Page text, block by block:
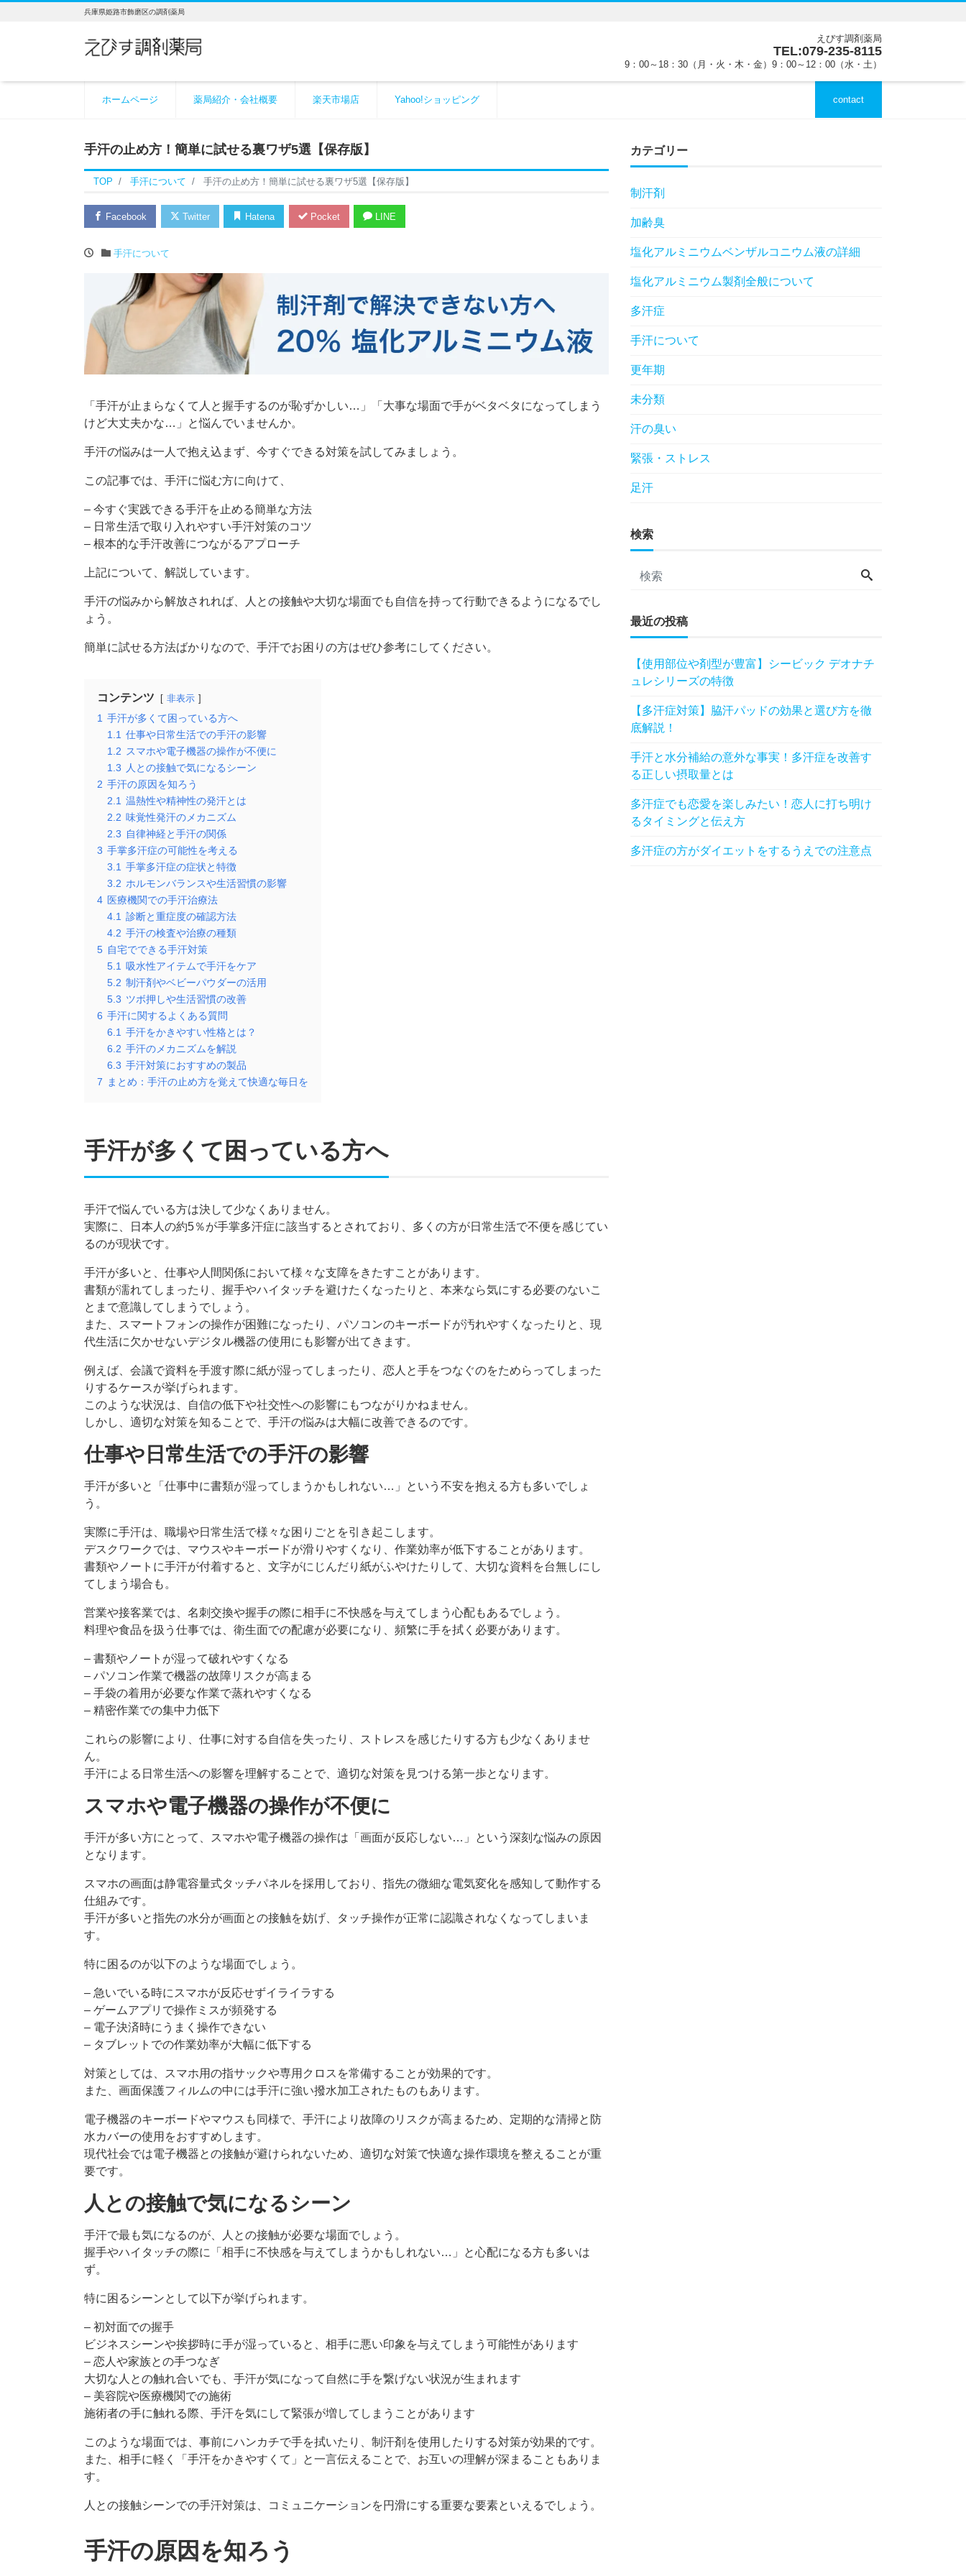
兵庫県姫路市飾磨区の調剤薬局
えびす調剤薬局
TEL:079-235-8115
9：00～18：30（月・火・木・金）9：00～12：00（水・土）
ホームページ 薬局紹介・会社概要 楽天市場店 Yahoo!ショッピング contact
手汗の止め方！簡単に試せる裏ワザ5選【保存版】
TOP 手汗について 手汗の止め方！簡単に試せる裏ワザ5選【保存版】
Facebook Twitter Hatena Pocket LINE
手汗について
「手汗が止まらなくて人と握手するのが恥ずかしい…」「大事な場面で手がベタベタになってしまう
けど大丈夫かな…」と悩んでいませんか。
手汗の悩みは一人で抱え込まず、今すぐできる対策を試してみましょう。
この記事では、手汗に悩む方に向けて、
– 今すぐ実践できる手汗を止める簡単な方法
– 日常生活で取り入れやすい手汗対策のコツ
– 根本的な手汗改善につながるアプローチ
上記について、解説しています。
手汗の悩みから解放されれば、人との接触や大切な場面でも自信を持って行動できるようになるでし
ょう。
簡単に試せる方法ばかりなので、手汗でお困りの方はぜひ参考にしてください。
コンテンツ 非表示
1 手汗が多くて困っている方へ
1.1 仕事や日常生活での手汗の影響
1.2 スマホや電子機器の操作が不便に
1.3 人との接触で気になるシーン
2 手汗の原因を知ろう
2.1 温熱性や精神性の発汗とは
2.2 味覚性発汗のメカニズム
2.3 自律神経と手汗の関係
3 手掌多汗症の可能性を考える
3.1 手掌多汗症の症状と特徴
3.2 ホルモンバランスや生活習慣の影響
4 医療機関での手汗治療法
4.1 診断と重症度の確認方法
4.2 手汗の検査や治療の種類
5 自宅でできる手汗対策
5.1 吸水性アイテムで手汗をケア
5.2 制汗剤やベビーパウダーの活用
5.3 ツボ押しや生活習慣の改善
6 手汗に関するよくある質問
6.1 手汗をかきやすい性格とは？
6.2 手汗のメカニズムを解説
6.3 手汗対策におすすめの製品
7 まとめ：手汗の止め方を覚えて快適な毎日を
手汗が多くて困っている方へ
手汗で悩んでいる方は決して少なくありません。
実際に、日本人の約5％が手掌多汗症に該当するとされており、多くの方が日常生活で不便を感じてい
るのが現状です。
手汗が多いと、仕事や人間関係において様々な支障をきたすことがあります。
書類が濡れてしまったり、握手やハイタッチを避けたくなったりと、本来なら気にする必要のないこ
とまで意識してしまうでしょう。
また、スマートフォンの操作が困難になったり、パソコンのキーボードが汚れやすくなったりと、現
代生活に欠かせないデジタル機器の使用にも影響が出てきます。
例えば、会議で資料を手渡す際に紙が湿ってしまったり、恋人と手をつなぐのをためらってしまった
りするケースが挙げられます。
このような状況は、自信の低下や社交性への影響にもつながりかねません。
しかし、適切な対策を知ることで、手汗の悩みは大幅に改善できるのです。
仕事や日常生活での手汗の影響
手汗が多いと「仕事中に書類が湿ってしまうかもしれない…」という不安を抱える方も多いでしょ
う。
実際に手汗は、職場や日常生活で様々な困りごとを引き起こします。
デスクワークでは、マウスやキーボードが滑りやすくなり、作業効率が低下することがあります。
書類やノートに手汗が付着すると、文字がにじんだり紙がふやけたりして、大切な資料を台無しにし
てしまう場合も。
営業や接客業では、名刺交換や握手の際に相手に不快感を与えてしまう心配もあるでしょう。
料理や食品を扱う仕事では、衛生面での配慮が必要になり、頻繁に手を拭く必要があります。
– 書類やノートが湿って破れやすくなる
– パソコン作業で機器の故障リスクが高まる
– 手袋の着用が必要な作業で蒸れやすくなる
– 精密作業での集中力低下
これらの影響により、仕事に対する自信を失ったり、ストレスを感じたりする方も少なくありませ
ん。
手汗による日常生活への影響を理解することで、適切な対策を見つける第一歩となります。
スマホや電子機器の操作が不便に
手汗が多い方にとって、スマホや電子機器の操作は「画面が反応しない…」という深刻な悩みの原因
となります。
スマホの画面は静電容量式タッチパネルを採用しており、指先の微細な電気変化を感知して動作する
仕組みです。
手汗が多いと指先の水分が画面との接触を妨げ、タッチ操作が正常に認識されなくなってしまいま
す。
特に困るのが以下のような場面でしょう。
– 急いでいる時にスマホが反応せずイライラする
– ゲームアプリで操作ミスが頻発する
– 電子決済時にうまく操作できない
– タブレットでの作業効率が大幅に低下する
対策としては、スマホ用の指サックや専用クロスを常備することが効果的です。
また、画面保護フィルムの中には手汗に強い撥水加工されたものもあります。
電子機器のキーボードやマウスも同様で、手汗により故障のリスクが高まるため、定期的な清掃と防
水カバーの使用をおすすめします。
現代社会では電子機器との接触が避けられないため、適切な対策で快適な操作環境を整えることが重
要です。
人との接触で気になるシーン
手汗で最も気になるのが、人との接触が必要な場面でしょう。
握手やハイタッチの際に「相手に不快感を与えてしまうかもしれない…」と心配になる方も多いは
ず。
特に困るシーンとして以下が挙げられます。
– 初対面での握手
ビジネスシーンや挨拶時に手が湿っていると、相手に悪い印象を与えてしまう可能性があります
– 恋人や家族との手つなぎ
大切な人との触れ合いでも、手汗が気になって自然に手を繋げない状況が生まれます
– 美容院や医療機関での施術
施術者の手に触れる際、手汗を気にして緊張が増してしまうことがあります
このような場面では、事前にハンカチで手を拭いたり、制汗剤を使用したりする対策が効果的です。
また、相手に軽く「手汗をかきやすくて」と一言伝えることで、お互いの理解が深まることもありま
す。
人との接触シーンでの手汗対策は、コミュニケーションを円滑にする重要な要素といえるでしょう。
手汗の原因を知ろう
カテゴリー
制汗剤
加齢臭
塩化アルミニウムベンザルコニウム液の詳細
塩化アルミニウム製剤全般について
多汗症
手汗について
更年期
未分類
汗の臭い
緊張・ストレス
足汗
検索
最近の投稿
【使用部位や剤型が豊富】シービック デオナチ
ュレシリーズの特徴
【多汗症対策】脇汗パッドの効果と選び方を徹
底解説！
手汗と水分補給の意外な事実！多汗症を改善す
る正しい摂取量とは
多汗症でも恋愛を楽しみたい！恋人に打ち明け
るタイミングと伝え方
多汗症の方がダイエットをするうえでの注意点